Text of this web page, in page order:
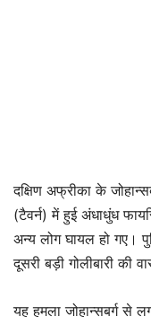
दक्षिण अफ्रीका के
(टैवर्न) में हुई अंधाधुंध
अन्य लोग घायल हो गए।
दूसरी बड़ी गोलीबारी की
यह हमला जोहान्सबर्ग से